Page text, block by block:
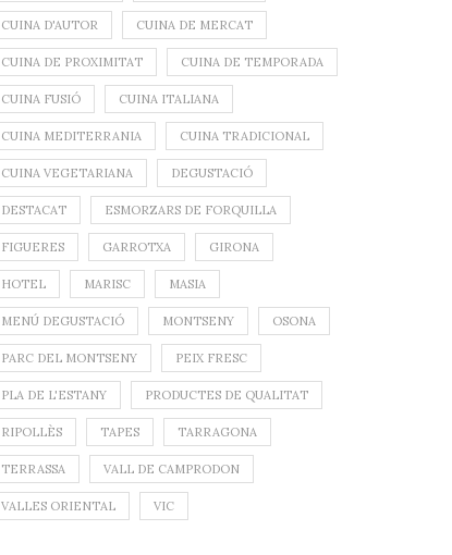
CUINA D'AUTOR CUINA DE MERCAT
CUINA DE PROXIMITAT CUINA DE TEMPORADA
CUINA FUSIÓ CUINA ITALIANA
CUINA MEDITERRANIA CUINA TRADICIONAL
CUINA VEGETARIANA DEGUSTACIÓ
DESTACAT ESMORZARS DE FORQUILLA
FIGUERES GARROTXA GIRONA
HOTEL MARISC MASIA
MENÚ DEGUSTACIÓ MONTSENY OSONA
PARC DEL MONTSENY PEIX FRESC
PLA DE L'ESTANY PRODUCTES DE QUALITAT
RIPOLLÈS TAPES TARRAGONA
TERRASSA VALL DE CAMPRODON
VALLES ORIENTAL VIC